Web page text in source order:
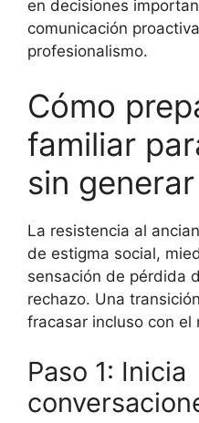
en decisiones
comunicación
profesionalismo.
Cómo
familiar
sin
La resistencia al
de estigma social,
sensación de pérdida
rechazo. Una
fracasar incluso con el
Paso 1: Inicia